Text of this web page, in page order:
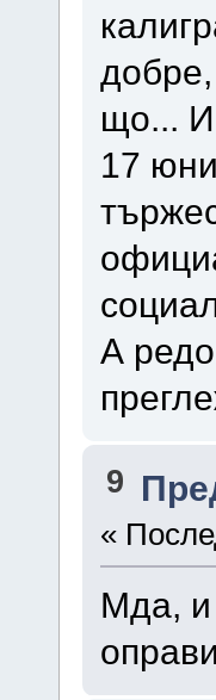
що... И
17
А
9
«
Мда, и